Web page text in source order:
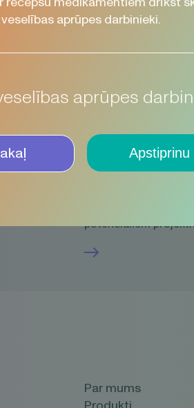
10.07.2024.
www.zva.gov.lv .
potenciāliem
Par mums
recepšu medikamentiem drīkst
veselības aprūpes darbinieki.
aprūpes
Apstiprinu